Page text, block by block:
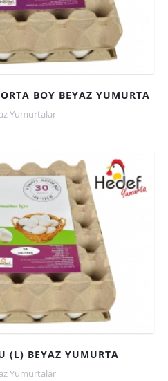
BOY BEYAZ YUMURTA
Yumurtalar
(L) BEYAZ YUMURTA
Yumurtalar